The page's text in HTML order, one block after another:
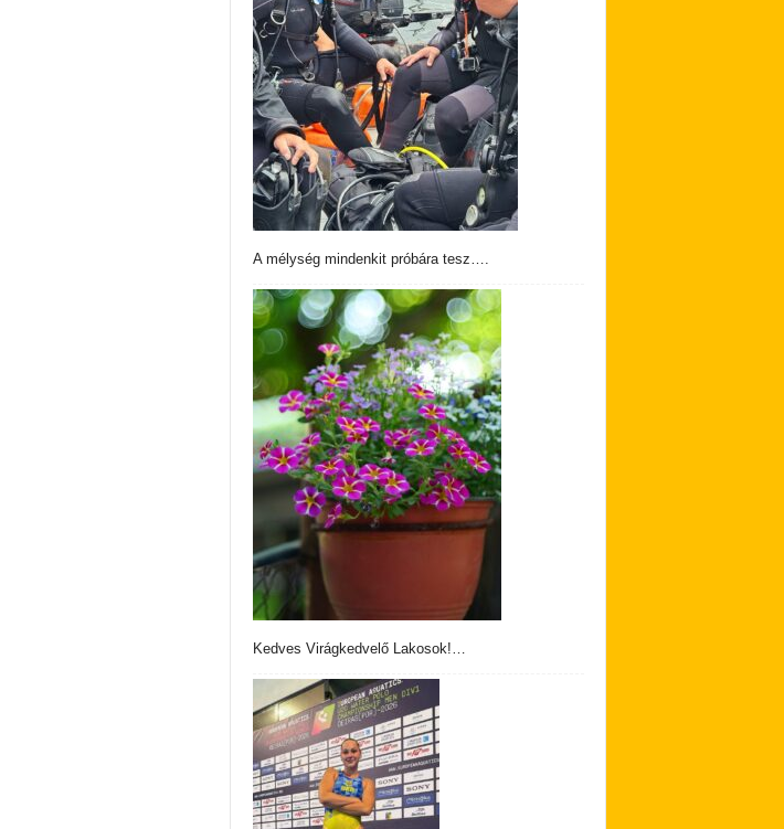
A mélység mindenkit próbára tesz….
Kedves Virágkedvelő Lakosok!…